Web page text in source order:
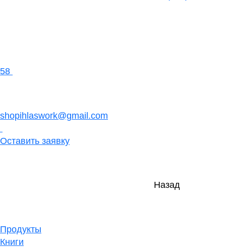
58
shopihlaswork@gmail.com
Оставить заявку
Назад
Продукты
Книги